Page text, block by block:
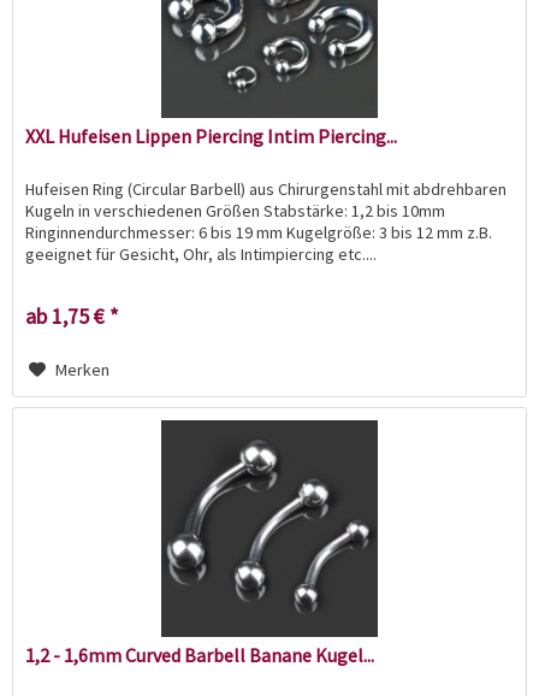
XXL Hufeisen Lippen Piercing Intim Piercing...
Hufeisen Ring (Circular Barbell) aus Chirurgenstahl mit abdrehbaren
Kugeln in verschiedenen Größen Stabstärke: 1,2 bis 10mm
Ringinnendurchmesser: 6 bis 19 mm Kugelgröße: 3 bis 12 mm z.B.
geeignet für Gesicht, Ohr, als Intimpiercing etc....
ab 1,75 € *
Merken
1,2 - 1,6mm Curved Barbell Banane Kugel...